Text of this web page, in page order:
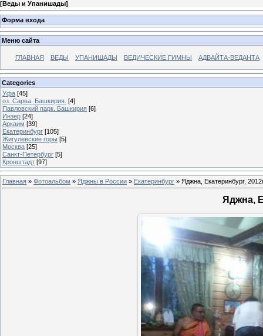
[Веды и Упанишады]
Форма входа
Меню сайта
ГЛАВНАЯ ВЕДЫ УПАНИШАДЫ ВЕДИЧЕСКИЕ ГИМНЫ АДВАЙТА-ВЕДАНТА
Categories
Уфа [45]
оз. Сарва. Башкирия. [4]
Павловский парк. Башкирия [6]
Инзер [24]
Аркаим [39]
Екатеринбург [105]
Жигулевские горы [5]
Москва [25]
Санкт-Петербург [5]
Кронштадт [97]
Главная » Фотоальбом » Яджны в России » Екатеринбург » Яджна, Екатеринбург,
Яджна,